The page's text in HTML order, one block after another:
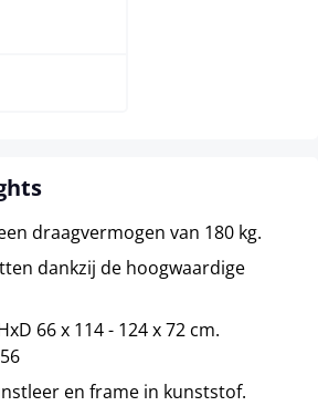
draagvermogen van 180 kg.
dankzij de hoogwaardige
66 x 114 - 124 x 72 cm.
en frame in kunststof.